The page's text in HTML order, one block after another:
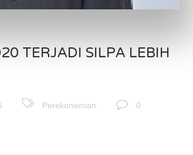
TERJADI SILPA LEBIH
Perekonomian 0